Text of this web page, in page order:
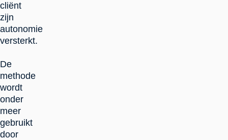
cliënt
zijn
autonomie
versterkt.
De
methode
wordt
onder
meer
gebruikt
door